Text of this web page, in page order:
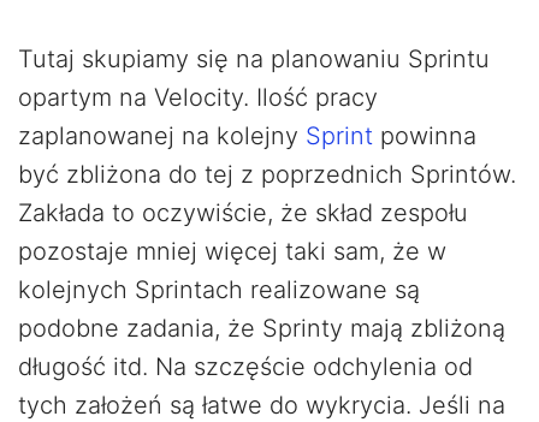
Tutaj skupiamy się na planowaniu Sprintu
opartym na Velocity. Ilość pracy
zaplanowanej na kolejny Sprint powinna
być zbliżona do tej z poprzednich Sprintów.
Zakłada to oczywiście, że skład zespołu
pozostaje mniej więcej taki sam, że w
kolejnych Sprintach realizowane są
podobne zadania, że Sprinty mają zbliżoną
długość itd. Na szczęście odchylenia od
tych założeń są łatwe do wykrycia. Jeśli na